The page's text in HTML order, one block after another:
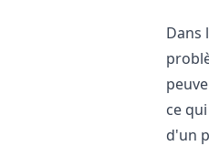
Dans
ce
d'un